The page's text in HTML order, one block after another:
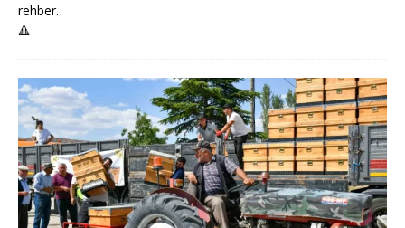
rehber.
🔺